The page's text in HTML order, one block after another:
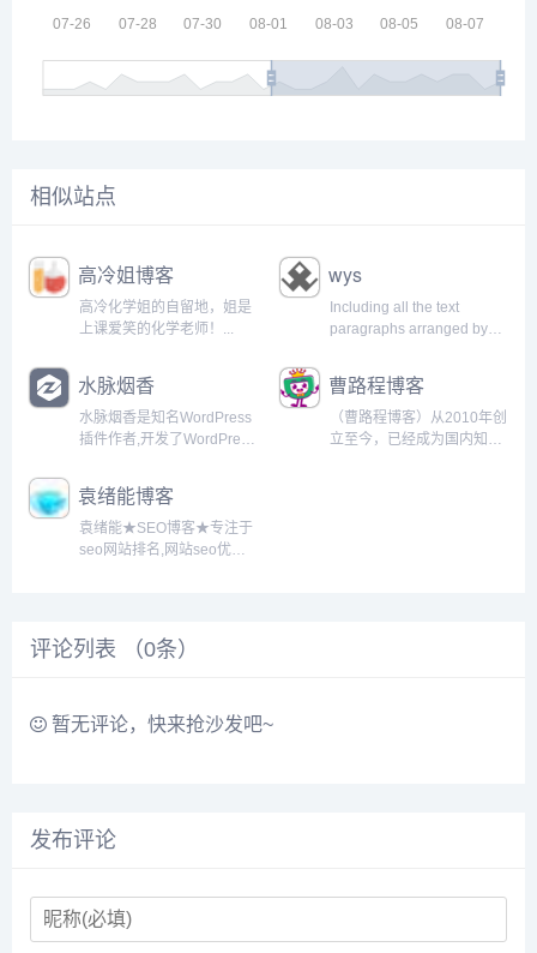
相似站点
高冷姐博客
高冷化学姐的自留地，姐是
上课爱笑的化学老师！...
wys
Including all the text
paragraphs arranged by
水脉烟香
水脉烟香是知名WordPress
插件作者,开发了WordPress
插件,还包括Discuz!连接微
博、DedeCMS连接微信等
插件。...
曹路程博客
（曹路程博客）从2010年创
立至今，已经成为国内知名
袁绪能博客
袁绪能★SEO博客★专注于
seo网站排名,网站seo优
天学会网站seo优化技术,网
站seo诊断分析,只要相信,一
评论列表 （0条）
暂无评论，快来抢沙发吧~
发布评论